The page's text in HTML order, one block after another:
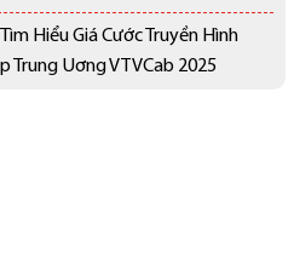
Tìm Hiểu Giá Cước Truyền Hình
Trung Uơng VTVCab 2025